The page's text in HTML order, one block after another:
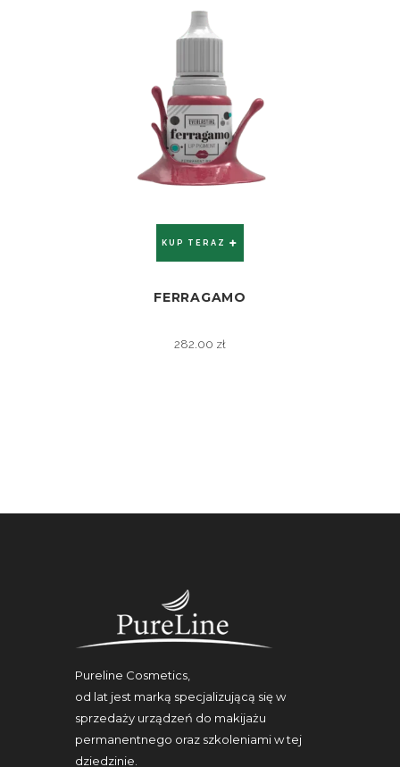
KUP TERAZ
FERRAGAMO
282.00 zł
Pureline Cosmetics,
od lat jest marką specjalizującą się w
sprzedaży urządzeń do makijażu
permanentnego oraz szkoleniami w tej
dziedzinie.